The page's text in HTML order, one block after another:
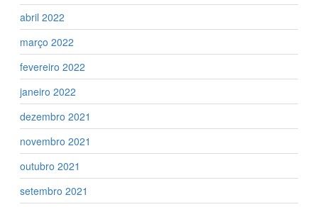
abril 2022
março 2022
fevereiro 2022
janeiro 2022
dezembro 2021
novembro 2021
outubro 2021
setembro 2021